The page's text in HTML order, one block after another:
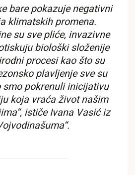
bare pokazuje negativni
klimatskih promena.
su sve pliće, invazivne
biološki složenije
procesi kao što su
plavljenje sve su
smo pokrenuli inicijativu
koja vraća život našim
ističe Ivana Vasić iz